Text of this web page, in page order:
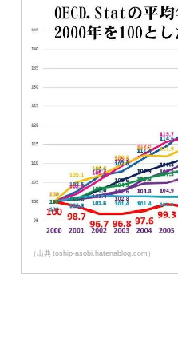
（出典 toship-asobi.hatenablog.com）